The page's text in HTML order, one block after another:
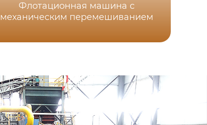
Флотационная машина с
механическим перемешиванием